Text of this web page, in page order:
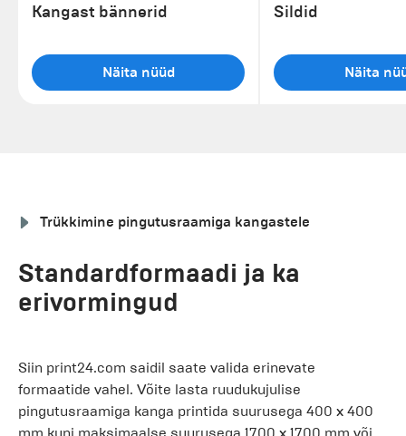
Kangast bännerid
Näita nüüd
Sildid
Näita
Trükkimine pingutusraamiga kangastele
Standardformaadi ja ka
erivormingud
Siin print24.com saidil saate valida erinevate
formaatide vahel. Võite lasta ruudukujulise
pingutusraamiga kanga printida suurusega 400 x 400
mm kuni maksimaalse suurusega 1700 x 1700 mm või